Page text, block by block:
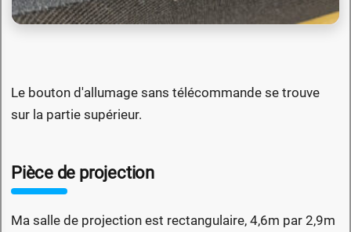
Le bouton d'allumage sans télécommande se trouve
sur la partie supérieur.
Pièce de projection
Ma salle de projection est rectangulaire, 4,6m par 2,9m